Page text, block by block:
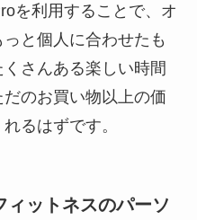
を利用することで、オ
と個人に合わせたも
さんある楽しい時間
のお買い物以上の価
るはずです。
ィットネスのパーソ